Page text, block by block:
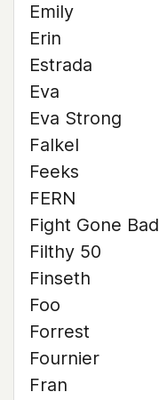
Emily
Erin
Estrada
Eva
Eva Strong
Falkel
Feeks
FERN
Fight Gone Bad
Filthy 50
Finseth
Foo
Forrest
Fournier
Fran